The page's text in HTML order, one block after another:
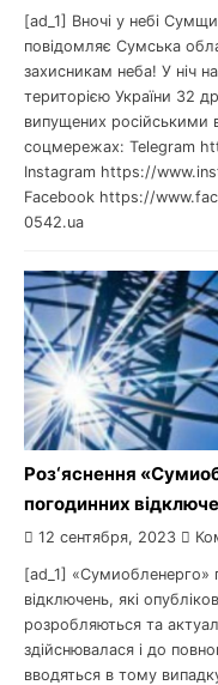
[ad_1] Вночі у небі
повідомляє Сумська
захисникам неба! У ніч
територією України 32
випущених російськими
соцмережах: Telegram
Instagram https://
Facebook https://
0542.ua
Роз‘яснення
погодинних
12 сентября, 2023
[ad_1] «Сумиобленерго»
відключень, які
розробляються та
здійснювалася і до
вводяться в тому